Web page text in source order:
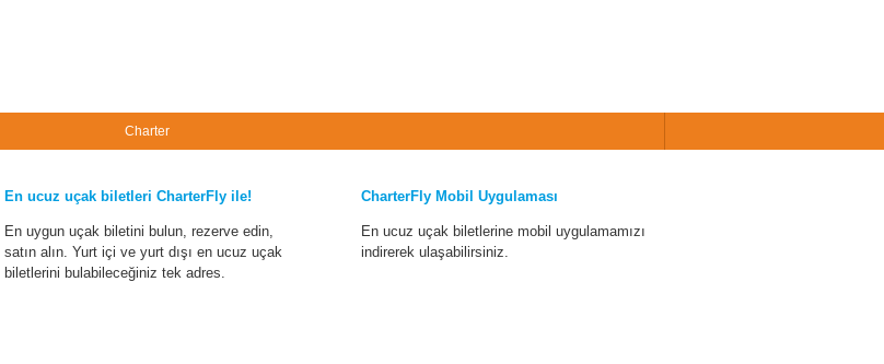
Charter
En ucuz uçak biletleri CharterFly ile!
En uygun uçak biletini bulun, rezerve edin,
satın alın. Yurt içi ve yurt dışı en ucuz uçak
biletlerini bulabileceğiniz tek adres.
CharterFly Mobil Uygulaması
En ucuz uçak biletlerine mobil uygulamamızı
indirerek ulaşabilirsiniz.